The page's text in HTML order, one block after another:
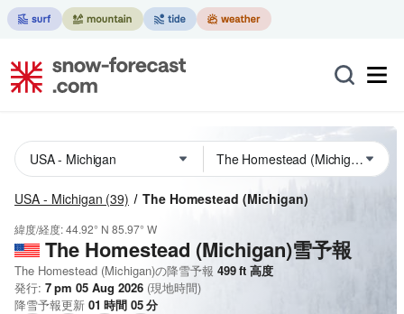
USA - Michigan (39) The Homestead (Michigan)
緯度/経度:44.92° N 85.97° W
The Homestead (Michigan)雪予報
The Homestead (Michigan)の降雪予報 499ft 高度
発行: 7 pm 05 Aug 2026 (現地時間)
降雪予報更新 01 時間 05分